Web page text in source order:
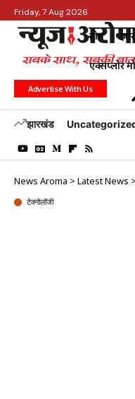
Friday, 7 Aug 2026
होम
एक्सप्लोर
Advertise With Us
झारखंड
News Aroma > Latest News >
टेक्नोलॉजी